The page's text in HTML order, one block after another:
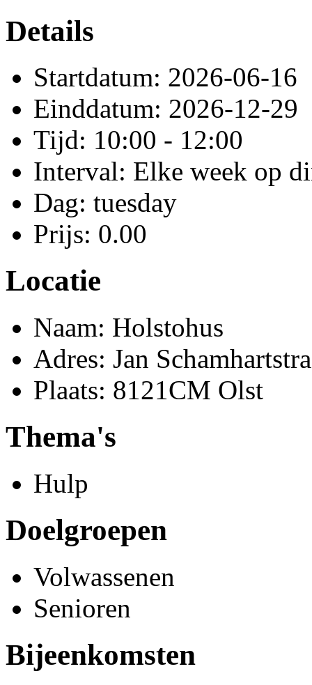
Details
Startdatum: 2026-06-16
Einddatum: 2026-12-29
Tijd: 10:00 - 12:00
Interval: Elke week op
Dag: tuesday
Prijs: 0.00
Locatie
Naam: Holstohus
Adres: Jan
Plaats: 8121CM Olst
Thema's
Hulp
Doelgroepen
Volwassenen
Senioren
Bijeenkomsten